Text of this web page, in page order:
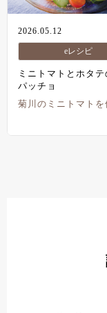
2026.05.12
eレシピ
ミニトマトとホタ
パッチョ
菊川のミニトマトを